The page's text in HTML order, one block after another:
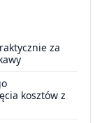
za
kosztów z